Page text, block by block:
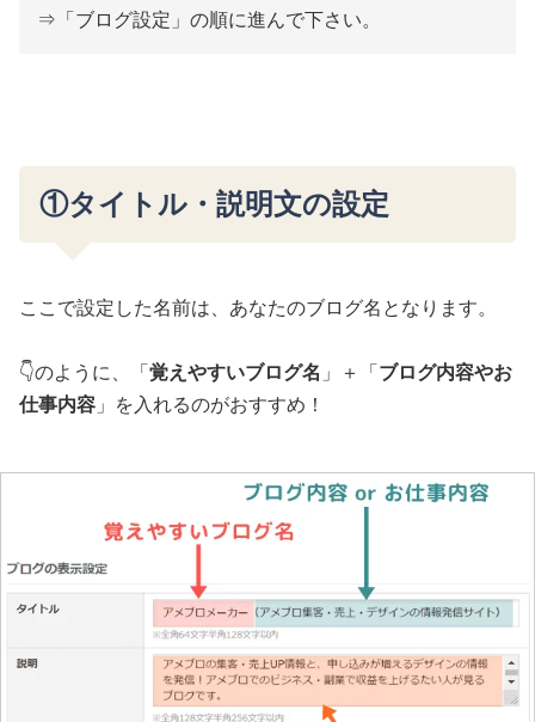
⇒「ブログ設定」の順に進んで下さい。
①タイトル・説明文の設定
ここで設定した名前は、あなたのブログ名となります。
👇のように、「 覚えやすいブログ名 」＋「 ブログ内容やお
仕事内容 」を入れるのがおすすめ！